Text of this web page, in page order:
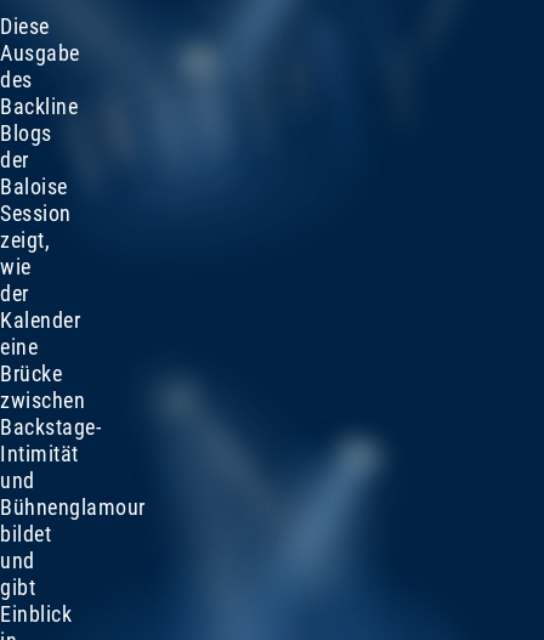
Diese
Ausgabe
des
Backline
Blogs
der
Baloise
Session
zeigt,
wie
der
Kalender
eine
Brücke
zwischen
Backstage-
Intimität
und
Bühnenglamour
bildet
und
gibt
Einblick